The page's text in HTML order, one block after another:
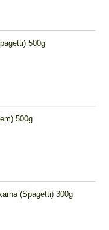
500g
500g
(Spagetti) 300g